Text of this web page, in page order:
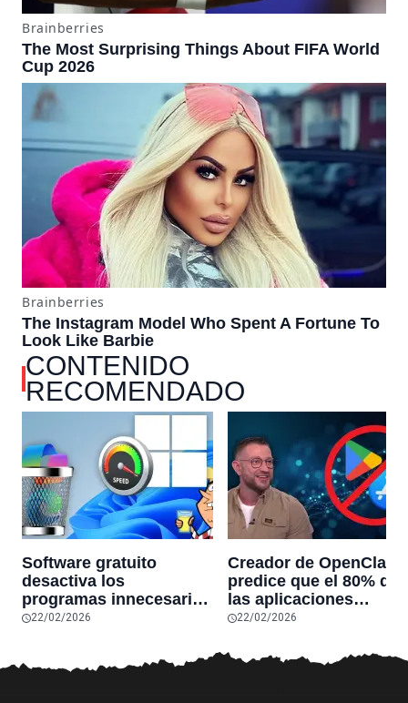
CONTENIDO
RECOMENDADO
Software gratuito
desactiva los
programas innecesarios
de Windows 11 y
reduciendo el uso de la
RAM y mucho más
22/02/2026
Creador de OpenClaw
predice que el 80% de
las aplicaciones
actuales
sobrevivirán las
22/02/2026